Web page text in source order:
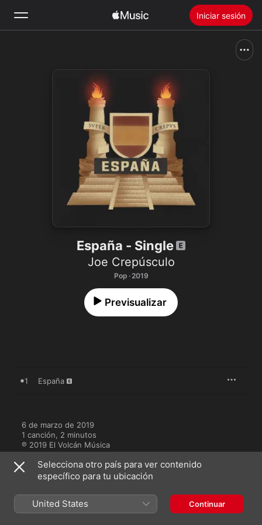
Iniciar sesión
Instalar Apple Music
España - Single
Joe Crepúsculo
Pop · 2019
Previsualizar
1 España
6 de marzo de 2019
1 canción, 2 minutos
℗ 2019 El Volcán Música
Más de Joe Crepúsculo
Selecciona otro país para ver contenido
específico para tu ubicación
United States Continuar